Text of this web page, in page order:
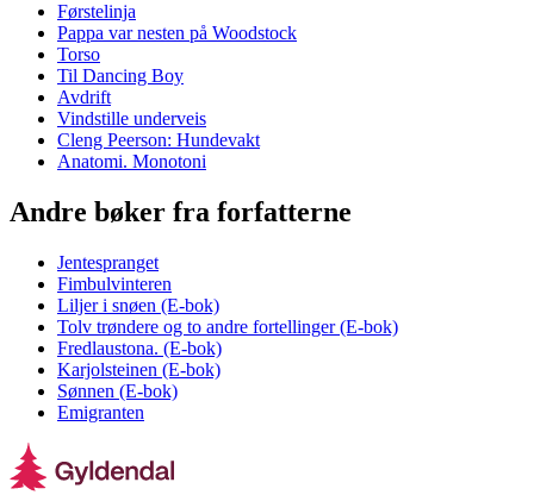
Førstelinja
Pappa var nesten på Woodstock
Torso
Til Dancing Boy
Avdrift
Vindstille underveis
Cleng Peerson: Hundevakt
Anatomi. Monotoni
Andre bøker fra forfatterne
Jentespranget
Fimbulvinteren
Liljer i snøen (E-bok)
Tolv trøndere og to andre fortellinger (E-bok)
Fredlaustona. (E-bok)
Karjolsteinen (E-bok)
Sønnen (E-bok)
Emigranten